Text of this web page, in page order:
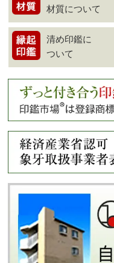
材質について
清め印鑑に
ついて